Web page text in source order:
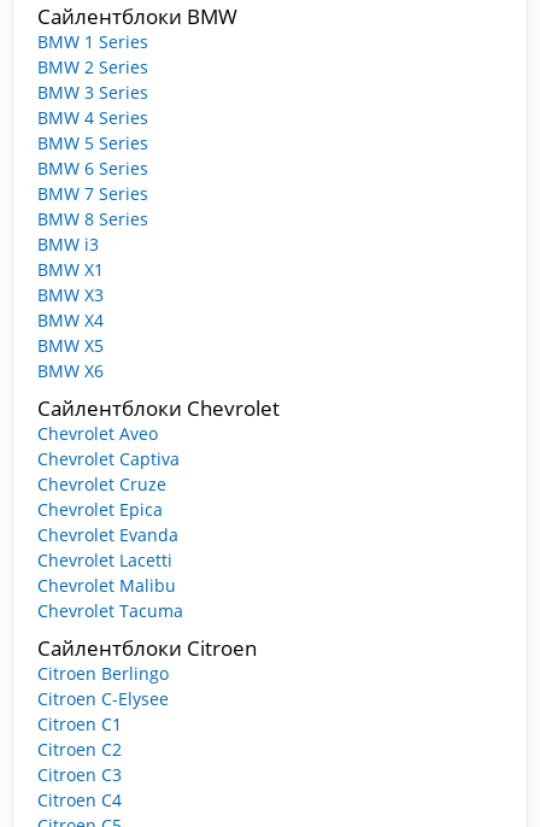
Сайлентблоки BMW
BMW 1 Series
BMW 2 Series
BMW 3 Series
BMW 4 Series
BMW 5 Series
BMW 6 Series
BMW 7 Series
BMW 8 Series
BMW i3
BMW X1
BMW X3
BMW X4
BMW X5
BMW X6
Сайлентблоки Chevrolet
Chevrolet Aveo
Chevrolet Captiva
Chevrolet Cruze
Chevrolet Epica
Chevrolet Evanda
Chevrolet Lacetti
Chevrolet Malibu
Chevrolet Tacuma
Сайлентблоки Citroen
Citroen Berlingo
Citroen C-Elysee
Citroen C1
Citroen C2
Citroen C3
Citroen C4